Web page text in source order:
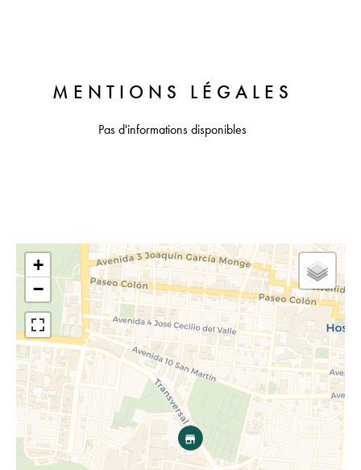
MENTIONS LÉGALES
Pas d'informations disponibles
+
−